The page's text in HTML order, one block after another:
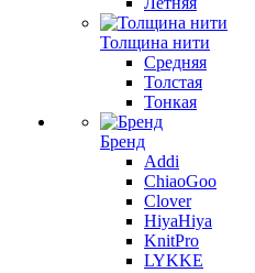
Толщина нити
Средняя
Толстая
Тонкая
Бренд
Addi
ChiaoGoo
Clover
HiyaHiya
KnitPro
LYKKE